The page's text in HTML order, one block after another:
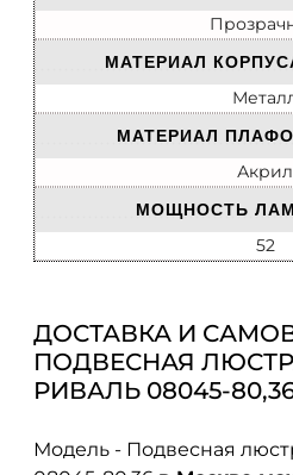
МАТЕРИАЛ
МАТЕРИАЛ
Акрил
МОЩНОСТЬ
52
ДОСТАВКА И
ПОДВЕСНАЯ
РИВАЛЬ 08045-
Модель - Подвесная